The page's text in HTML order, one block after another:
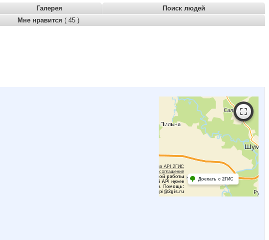
Галерея
Поиск людей
Мне нравится ( 45 )
Работает на API 2ГИС
Лицензионное соглашение
Для корректной работы
Raster JS API нужен
ключ. Помощь:
api@2gis.ru
Доехать с 2ГИС